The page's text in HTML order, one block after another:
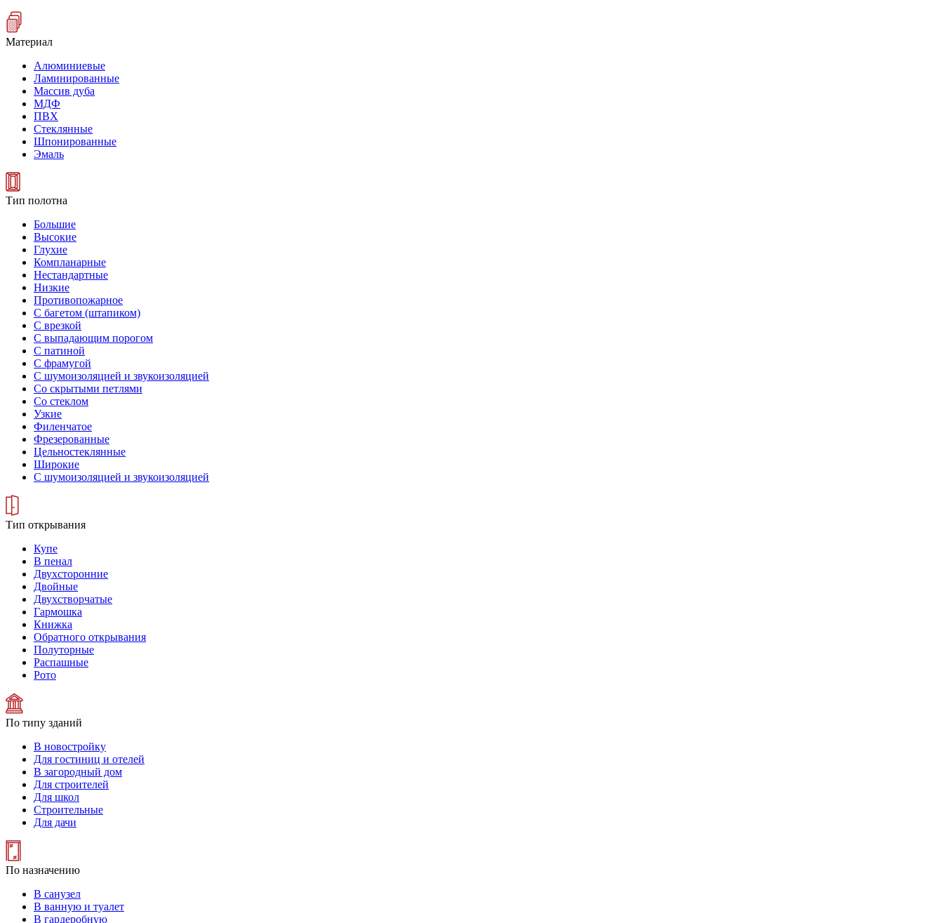
Материал
Алюминиевые
Ламинированные
Массив дуба
МДФ
ПВХ
Стеклянные
Шпонированные
Эмаль
Тип полотна
Большие
Высокие
Глухие
Компланарные
Нестандартные
Низкие
Противопожарное
С багетом (штапиком)
С врезкой
С выпадающим порогом
С патиной
С фрамугой
С шумоизоляцией и звукоизоляцией
Со скрытыми петлями
Со стеклом
Узкие
Филенчатое
Фрезерованные
Цельностеклянные
Широкие
С шумоизоляцией и звукоизоляцией
Тип открывания
Купе
В пенал
Двухсторонние
Двойные
Двухстворчатые
Гармошка
Книжка
Обратного открывания
Полуторные
Распашные
Рото
По типу зданий
В новостройку
Для гостиниц и отелей
В загородный дом
Для строителей
Для школ
Строительные
Для дачи
По назначению
В санузел
В ванную и туалет
В гардеробную